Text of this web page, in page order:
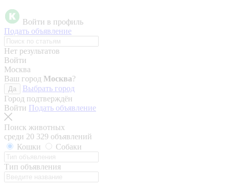
Войти в профиль
Подать объявление
Нет результатов
Войти
Москва
Ваш город Москва?
Да
Выбрать город
Город подтверждён
Войти Подать объявление
Поиск животных
среди 20 329 объявлений
Кошки
Собаки
Тип объявления